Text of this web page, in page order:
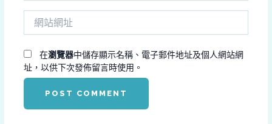
*址
在瀏覽器中儲存顯示名稱、電子郵件地址及個人網站網
址，以供下次發佈留言時使用。